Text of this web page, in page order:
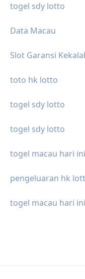
togel sdy lotto
Data Macau
Slot Garansi
toto hk lotto
togel sdy lotto
togel sdy lotto
togel macau hari ini
pengeluaran hk
togel macau hari ini